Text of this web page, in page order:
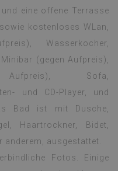
eine offene Terrasse
kostenloses WLan,
Wasserkocher,
(gegen Aufpreis),
Sofa,
und CD-Player, und
Bad ist mit Dusche,
Haartrockner, Bidet,
anderem, ausgestattet.
Fotos. Einige